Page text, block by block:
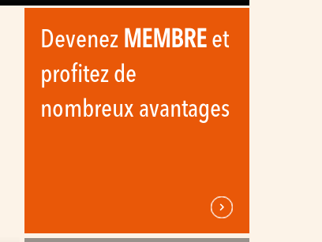
Devenez MEMBREet
profitez de
nombreux avantages